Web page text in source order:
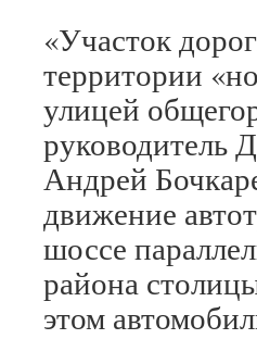
«Участок
территории
улицей
руководитель
Андрей
движение
шоссе
района
этом